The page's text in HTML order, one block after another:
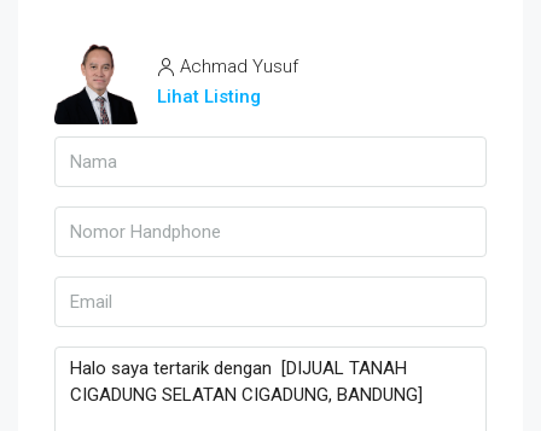
Achmad Yusuf
Lihat Listing